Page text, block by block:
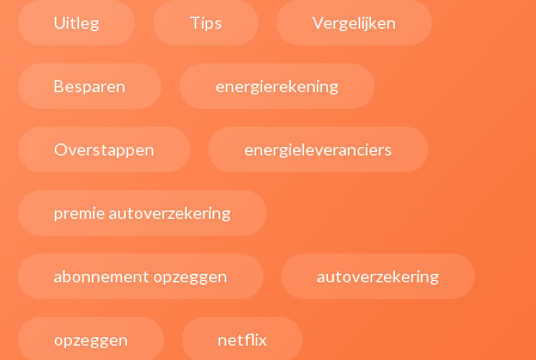
Uitleg Tips Vergelijken
Besparen energierekening
Overstappen energieleveranciers
premie autoverzekering
abonnement opzeggen autoverzekering
opzeggen netflix